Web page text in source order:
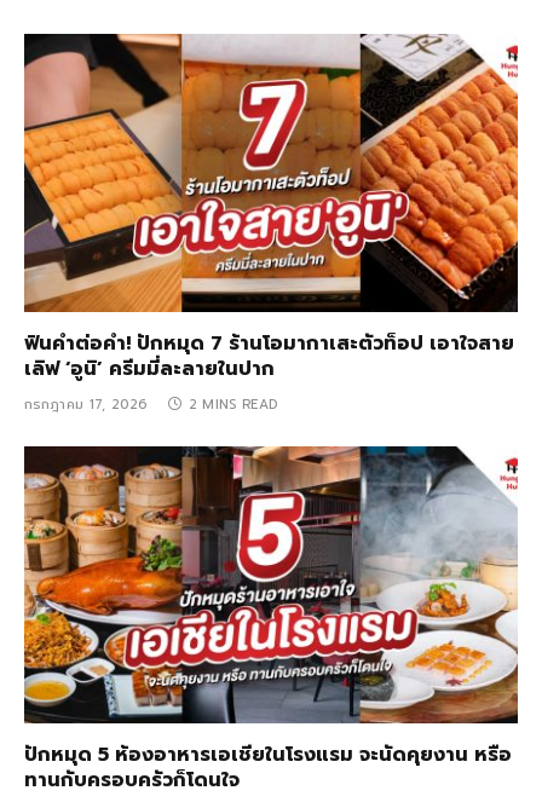
ฟินคำต่อคำ! ปักหมุด 7 ร้านโอมากาเสะตัวท็อป เอาใจสาย
เลิฟ ‘อูนิ’ ครีมมี่ละลายในปาก
กรกฎาคม 17, 2026 2 MINS READ
ปักหมุด 5 ห้องอาหารเอเชียในโรงแรม จะนัดคุยงาน หรือ
ทานกับครอบครัวก็โดนใจ